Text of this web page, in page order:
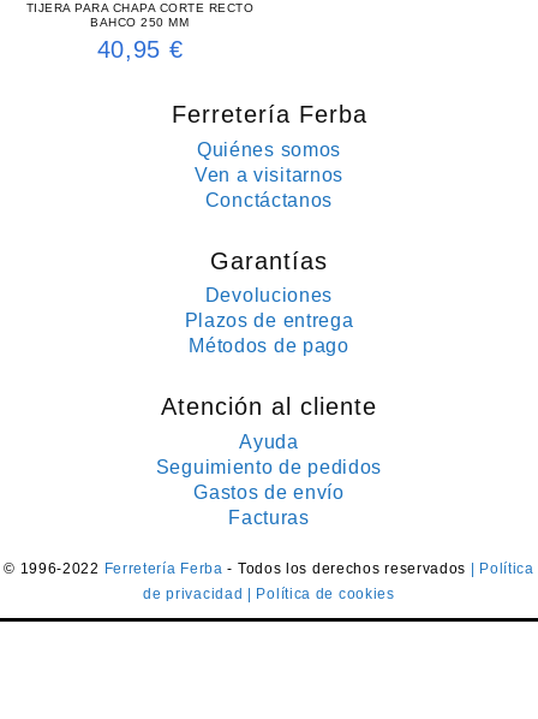
TIJERA PARA CHAPA CORTE RECTO
BAHCO 250 MM
40,95 €
Ferretería Ferba
Quiénes somos
Ven a visitarnos
Conctáctanos
Garantías
Devoluciones
Plazos de entrega
Métodos de pago
Atención al cliente
Ayuda
Seguimiento de pedidos
Gastos de envío
Facturas
© 1996-2022 Ferretería Ferba- Todos los derechos reservados
| Política
de privacidad
| Política de cookies